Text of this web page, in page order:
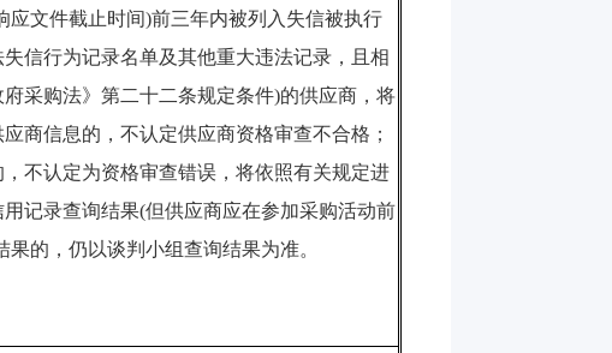
应文件截止时间)前三年内被列入失信被执行
信行为记录名单及其他重大违法记录，且相
采购法》第二十二条规定条件)的供应商，将
商信息的，不认定供应商资格审查不合格；
不认定为资格审查错误，将依照有关规定进
记录查询结果(但供应商应在参加采购活动前
的，仍以谈判小组查询结果为准。